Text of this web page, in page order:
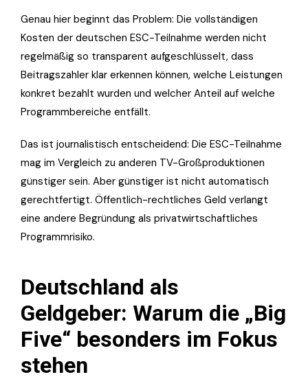
Genau hier beginnt das Problem: Die vollständigen
Kosten der deutschen ESC-Teilnahme werden nicht
regelmäßig so transparent aufgeschlüsselt, dass
Beitragszahler klar erkennen können, welche Leistungen
konkret bezahlt wurden und welcher Anteil auf welche
Programmbereiche entfällt.
Das ist journalistisch entscheidend: Die ESC-Teilnahme
mag im Vergleich zu anderen TV-Großproduktionen
günstiger sein. Aber günstiger ist nicht automatisch
gerechtfertigt. Öffentlich-rechtliches Geld verlangt
eine andere Begründung als privatwirtschaftliches
Programmrisiko.
Deutschland als
Geldgeber: Warum die „Big
Five“ besonders im Fokus
stehen